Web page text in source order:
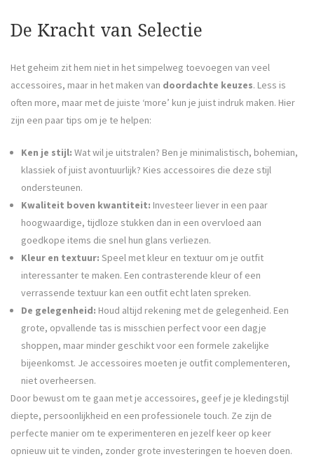
De Kracht van Selectie
Het geheim zit hem niet in het simpelweg toevoegen van veel
accessoires, maar in het maken van doordachte keuzes. Less is
often more, maar met de juiste ‘more’ kun je juist indruk maken. Hier
zijn een paar tips om je te helpen:
Ken je stijl: Wat wil je uitstralen? Ben je minimalistisch, bohemian,
klassiek of juist avontuurlijk? Kies accessoires die deze stijl
ondersteunen.
Kwaliteit boven kwantiteit: Investeer liever in een paar
hoogwaardige, tijdloze stukken dan in een overvloed aan
goedkope items die snel hun glans verliezen.
Kleur en textuur: Speel met kleur en textuur om je outfit
interessanter te maken. Een contrasterende kleur of een
verrassende textuur kan een outfit echt laten spreken.
De gelegenheid: Houd altijd rekening met de gelegenheid. Een
grote, opvallende tas is misschien perfect voor een dagje
shoppen, maar minder geschikt voor een formele zakelijke
bijeenkomst. Je accessoires moeten je outfit complementeren,
niet overheersen.
Door bewust om te gaan met je accessoires, geef je je kledingstijl
diepte, persoonlijkheid en een professionele touch. Ze zijn de
perfecte manier om te experimenteren en jezelf keer op keer
opnieuw uit te vinden, zonder grote investeringen te hoeven doen.